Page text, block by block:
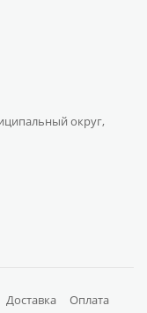
округ,
Доставка
Оплата